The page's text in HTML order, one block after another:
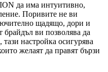
да има интуитивно,
Поривите не ви
щадящо, дори и
ви позволява да
настройка осигурява
желаят да правят бързи